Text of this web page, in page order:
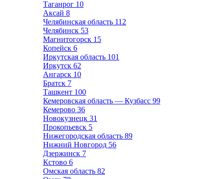
Таганрог 10
Аксай 8
Челябинская область 112
Челябинск 53
Магнитогорск 15
Копейск 6
Иркутская область 101
Иркутск 62
Ангарск 10
Братск 7
Ташкент 100
Кемеровская область — Кузбасс 99
Кемерово 36
Новокузнецк 31
Прокопьевск 5
Нижегородская область 89
Нижний Новгород 56
Дзержинск 7
Кстово 6
Омская область 82